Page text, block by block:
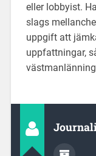
eller lobbyist.
slags
uppgift att
uppfattningar,